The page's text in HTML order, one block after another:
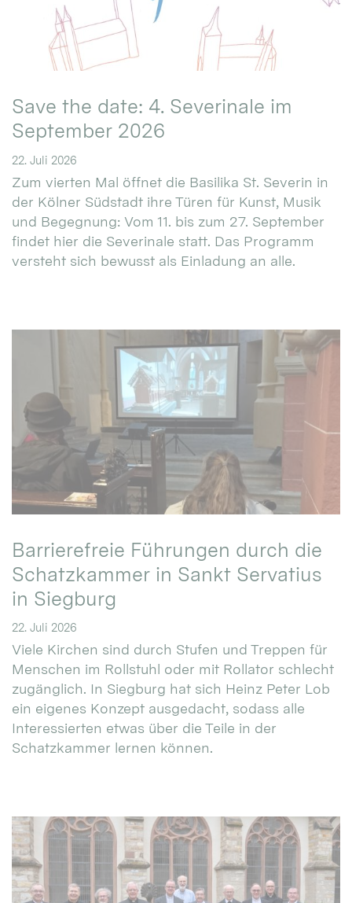
Save the date: 4. Severinale im
September 2026
22. Juli 2026
Zum vierten Mal öffnet die Basilika St. Severin in
der Kölner Südstadt ihre Türen für Kunst, Musik
und Begegnung: Vom 11. bis zum 27. September
findet hier die Severinale statt. Das Programm
versteht sich bewusst als Einladung an alle.
Barrierefreie Führungen durch die
Schatzkammer in Sankt Servatius
in Siegburg
22. Juli 2026
Viele Kirchen sind durch Stufen und Treppen für
Menschen im Rollstuhl oder mit Rollator schlecht
zugänglich. In Siegburg hat sich Heinz Peter Lob
ein eigenes Konzept ausgedacht, sodass alle
Interessierten etwas über die Teile in der
Schatzkammer lernen können.